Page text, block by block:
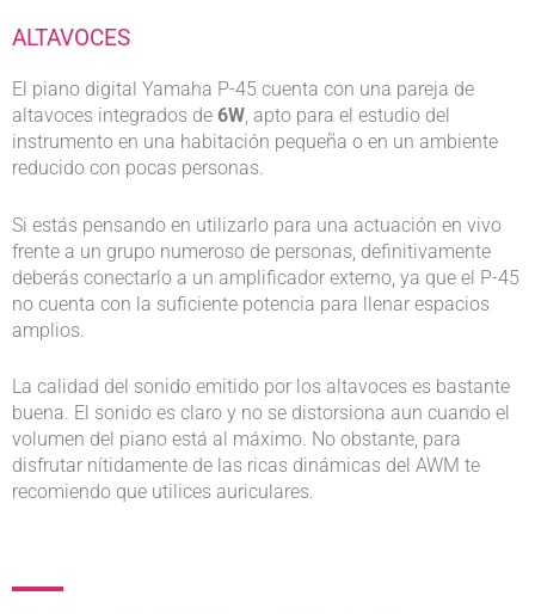
ALTAVOCES
El piano digital Yamaha P-45 cuenta con una pareja de
altavoces integrados de 6W, apto para el estudio del
instrumento en una habitación pequeña o en un ambiente
reducido con pocas personas.
Si estás pensando en utilizarlo para una actuación en vivo
frente a un grupo numeroso de personas, definitivamente
deberás conectarlo a un amplificador externo, ya que el P-45
no cuenta con la suficiente potencia para llenar espacios
amplios.
La calidad del sonido emitido por los altavoces es bastante
buena. El sonido es claro y no se distorsiona aun cuando el
volumen del piano está al máximo. No obstante, para
disfrutar nítidamente de las ricas dinámicas del AWM te
recomiendo que utilices auriculares.